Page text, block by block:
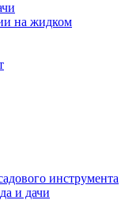
на жидком
инструмента
и дачи